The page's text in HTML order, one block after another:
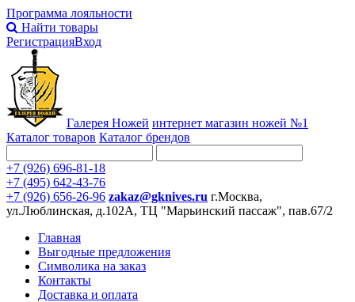
Программа лояльности
Найти товары
РегистрацияВход
Галерея Ножей интернет магазин ножей №1
Каталог товаров Каталог брендов
+7 (926) 696-81-18
+7 (495) 642-43-76
+7 (926) 656-26-96 zakaz@gknives.ru г.Москва,
ул.Люблинская, д.102А, ТЦ "Марьинский пассаж", пав.67/2
Главная
Выгодные предложения
Символика на заказ
Контакты
Доставка и оплата